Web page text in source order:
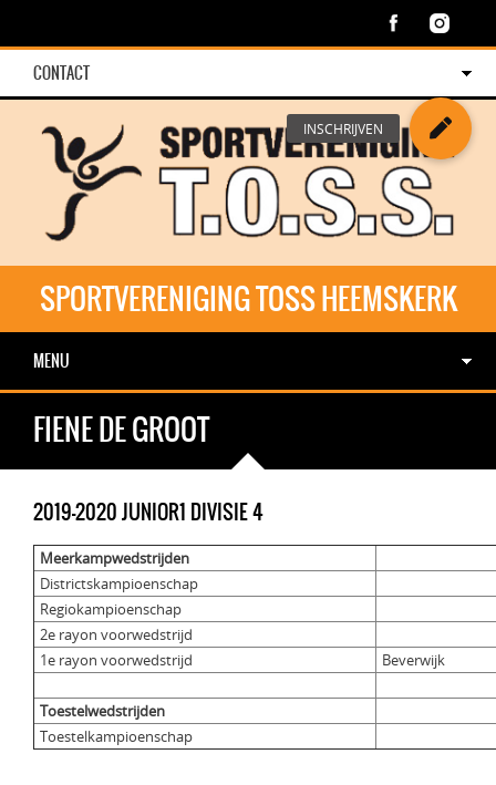
CONTACT
SPORTVERENIGING TOSS HEEMSKERK
MENU
FIENE DE GROOT
2019-2020 JUNIOR1 DIVISIE 4
Meerkampwedstrijden
Districtskampioenschap
Regiokampioenschap
2e rayon voorwedstrijd
1e rayon voorwedstrijd
Beverwijk
Toestelwedstrijden
Toestelkampioenschap